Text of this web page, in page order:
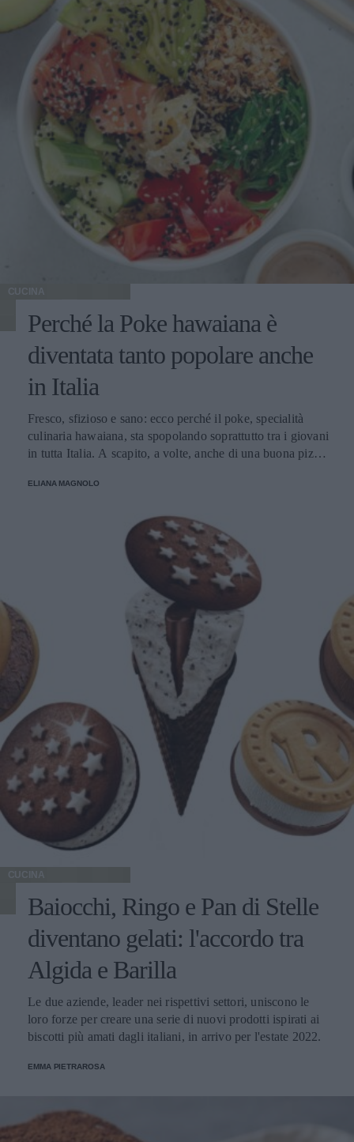
CUCINA
Perché la Poke hawaiana è
diventata tanto popolare anche
in Italia
Fresco, sfizioso e sano: ecco perché il poke, specialità
culinaria hawaiana, sta spopolando soprattutto tra i giovani
in tutta Italia. A scapito, a volte, anche di una buona pizza.
ELIANA MAGNOLO
CUCINA
Baiocchi, Ringo e Pan di Stelle
diventano gelati: l'accordo tra
Algida e Barilla
Le due aziende, leader nei rispettivi settori, uniscono le
loro forze per creare una serie di nuovi prodotti ispirati ai
biscotti più amati dagli italiani, in arrivo per l'estate 2022.
EMMA PIETRAROSA